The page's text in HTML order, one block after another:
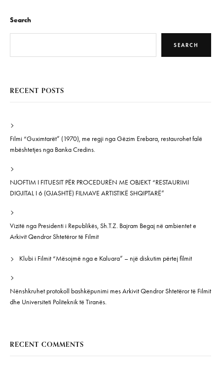
Search
SEARCH
RECENT POSTS
Filmi “Guximtarët” (1970), me regji nga Gëzim Erebara, restaurohet falë
mbështetjes nga Banka Credins.
NJOFTIM I FITUESIT PËR PROCEDURËN ME OBJEKT “RESTAURIMI
DIGJITAL I 6 (GJASHTË) FILMAVE ARTISTIKË SHQIPTARË”
Vizitë nga Presidenti i Republikës, Sh.T.Z. Bajram Begaj në ambientet e
Arkivit Qendror Shtetëror të Filmit
Klubi i Filmit “Mësojmë nga e Kaluara” – një diskutim përtej filmit
Nënshkruhet protokoll bashkëpunimi mes Arkivit Qendror Shtetëror të Filmit
dhe Universiteti Politeknik të Tiranës.
RECENT COMMENTS